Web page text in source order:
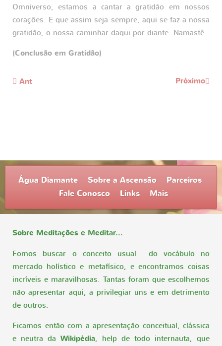
Omniverso, estamos a cantar a gratidão em nossos
corações. E que assim seja sempre, aqui se faz a nossa
gratidão, o nossa caminhar daqui por diante. Namastê.
(Conclusão em Gratidão)
Ant Próximo
Água Diamante Sobre a Ascensão
Parceiros
Fale Conosco
Links Mais
Sobre Meditações e Meditar...
Fomos buscar o conceito usual do vocábulo no
mercado holístico e metafísico, e encontramos coisas
incríveis e maravilhosas. Tantas foram que escolhemos
não apresentar aqui, a privilegiar uns e em detrimento
de outros.
Ficamos então com a apresentação conceitual, clássica
e neutra da Wikipédia, help de todo internauta, que